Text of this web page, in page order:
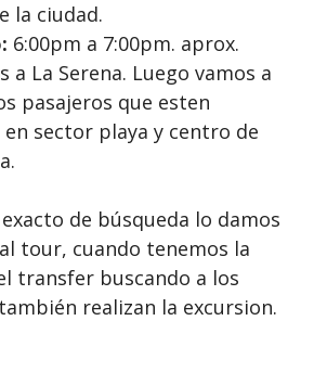
la ciudad.
6:00pm a 7:00pm. aprox.
a La Serena. Luego vamos a
pasajeros que esten
sector playa y centro de
de búsqueda lo damos
tour, cuando tenemos la
transfer buscando a los
realizan la excursion.